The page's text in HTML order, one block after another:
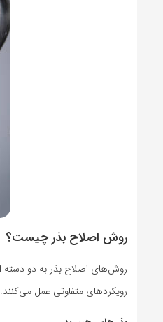
روش اصلاح بذر چیست؟
رویکردهای متفاوتی عمل می‌کنند.